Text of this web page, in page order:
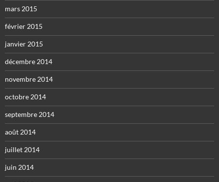
mars 2015
février 2015
janvier 2015
décembre 2014
novembre 2014
octobre 2014
septembre 2014
août 2014
juillet 2014
juin 2014